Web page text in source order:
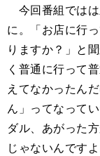
今回番組では
に。「お店に行
りますか？」と
く普通に行って
えてなかったん
ん」ってなって
ダル、あがった
じゃないんです